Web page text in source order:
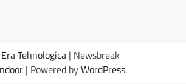
Era Tehnologica | Newsbreak
| Powered byWordPress.